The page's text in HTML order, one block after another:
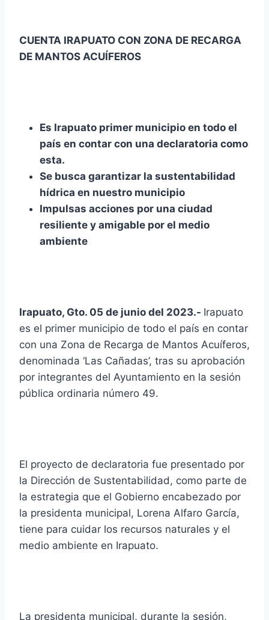
CUENTA IRAPUATO CON ZONA DE RECARGA
DE MANTOS ACUÍFEROS
Es Irapuato primer municipio en todo el
país en contar con una declaratoria como
esta.
Se busca garantizar la sustentabilidad
hídrica en nuestro municipio
Impulsas acciones por una ciudad
resiliente y amigable por el medio
ambiente
Irapuato, Gto. 05 de junio del 2023.- Irapuato
es el primer municipio de todo el país en contar
con una Zona de Recarga de Mantos Acuíferos,
denominada ‘Las Cañadas’, tras su aprobación
por integrantes del Ayuntamiento en la sesión
pública ordinaria número 49.
El proyecto de declaratoria fue presentado por
la Dirección de Sustentabilidad, como parte de
la estrategia que el Gobierno encabezado por
la presidenta municipal, Lorena Alfaro García,
tiene para cuidar los recursos naturales y el
medio ambiente en Irapuato.
La presidenta municipal, durante la sesión,